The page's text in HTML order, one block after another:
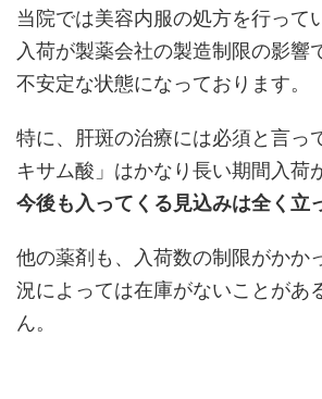
当院では美容内服の処方を行って
入荷が製薬会社の製造制限の影響
不安定な状態になっております。
特に、肝斑の治療には必須と言っ
キサム酸」はかなり長い期間入荷
今後も入ってくる見込みは全く立
他の薬剤も、入荷数の制限がかか
況によっては在庫がないことがあ
ん。